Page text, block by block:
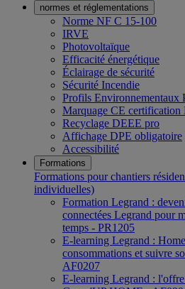
normes et réglementations
Norme NF C 15-100
IRVE
Photovoltaïque
Efficacité énergétique
Éclairage de sécurité
Sécurité Incendie
Profils Environnementaux
Marquage CE certification
Recyclage DEEE pro
Affichage DPE obligatoire
Accessibilité
Formations
Formations pour chantiers
individuelles)
Formation Legrand :
connectées Legrand pour
temps - PR1205
E-learning Legrand :
consommations et suivre
AF0207
E-learning Legrand :